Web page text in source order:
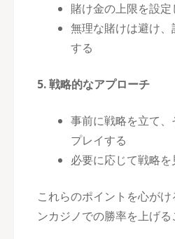
賭け金の上限を設
無理な賭けは避け
する
5. 戦略的なアプローチ
事前に戦略を立て
プレイする
必要に応じて戦略
これらのポイントを心が
ンカジノでの勝率を上げる